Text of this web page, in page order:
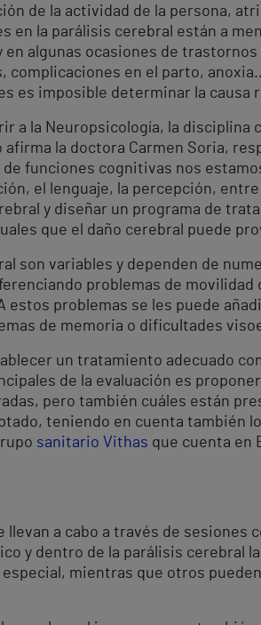
de la actividad de la persona,
en la parálisis cerebral están a
en algunas ocasiones de
en el parto,
es imposible determinar la causa
a la Neuropsicología, la
la doctora Carmen Soria,
de funciones cognitivas nos
el lenguaje, la percepción,
y diseñar un programa de
que el daño cerebral puede
son variables y dependen de
problemas de
estos problemas se les puede
de memoria o dificultades
un tratamiento adecuado
de la evaluación es
pero también cuáles están
teniendo en cuenta también
sanitario Vithas que cuenta en
a cabo a través de sesiones
y dentro de la parálisis cerebral
mientras que otros